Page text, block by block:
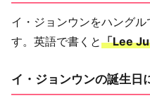
イ・ジョンウンをハングル
す。英語で書くと「Lee
イ・ジョンウンの誕生日